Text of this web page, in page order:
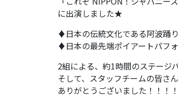
に出演しました★
♦︎日本の伝統文化である阿波踊
♦︎日本の最先端ポイアートパフ
2組による、約1時間のステージ
そして、スタッフチームの皆さ
ありがとうございました！！！！